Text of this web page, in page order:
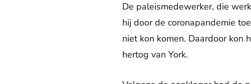
De paleismedewerker, die
hij door de coronapandemie
niet kon komen. Daardoor kon
hertog van York.